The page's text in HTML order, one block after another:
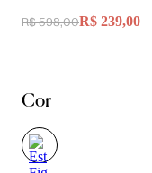
R$ 598,00R$ 239,00
Cor